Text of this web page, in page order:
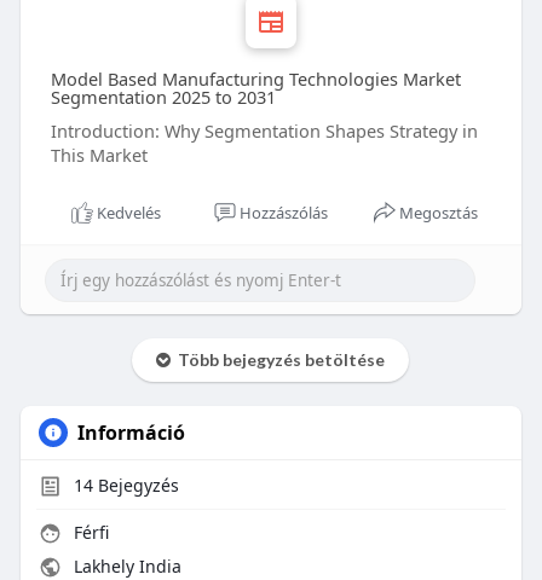
Model Based Manufacturing Technologies Market
Segmentation 2025 to 2031
Introduction: Why Segmentation Shapes Strategy in
This Market
Kedvelés Hozzászólás Megosztás
Több bejegyzés betöltése
Információ
14Bejegyzés
Férfi
Lakhely India